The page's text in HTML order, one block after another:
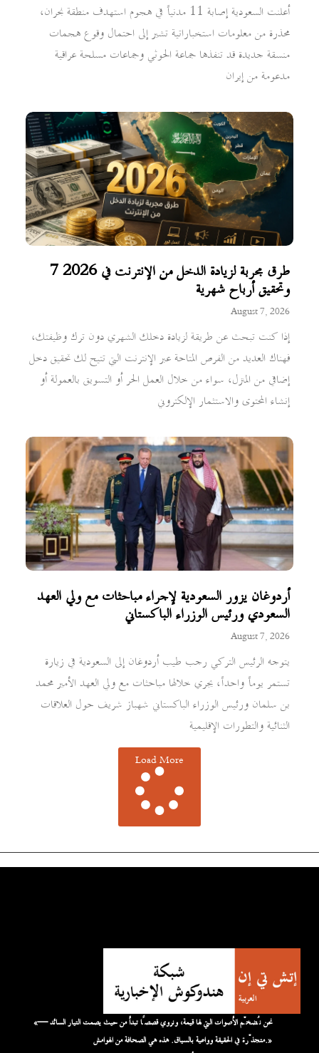
أعلنت السعودية إصابة 11 مدنياً في هجوم استهدف منطقة نجران،
محذرة من معلومات استخباراتية تشير إلى احتمال وقوع هجمات
منسقة جديدة قد تنفذها جماعة الحوثي وجماعات مسلحة عراقية
مدعومة من إيران
7 طرق مجربة لزيادة الدخل من الإنترنت في 2026
وتحقيق أرباح شهرية
August 7, 2026
إذا كنت تبحث عن طريقة لزيادة دخلك الشهري دون ترك وظيفتك،
فهناك العديد من الفرص المتاحة عبر الإنترنت التي تتيح لك تحقيق دخل
إضافي من المنزل، سواء من خلال العمل الحر أو التسويق بالعمولة أو
إنشاء المحتوى والاستثمار الإلكتروني
أردوغان يزور السعودية لإجراء مباحثات مع ولي العهد
السعودي ورئيس الوزراء الباكستاني
August 7, 2026
يتوجه الرئيس التركي رجب طيب أردوغان إلى السعودية في زيارة
تستمر يوماً واحداً، يجري خلالها مباحثات مع ولي العهد الأمير محمد
بن سلمان ورئيس الوزراء الباكستاني شهباز شريف حول العلاقات
الثنائية والتطورات الإقليمية
Load More
«نحن نُضخّم الأصوات التي لها قيمة، ونروي قصصًا تبدأ من حيث يصمت التيار السائد —
متجذّرة في الحقيقة وواعية بالسياق. هذه هي الصحافة من الهوامش.»